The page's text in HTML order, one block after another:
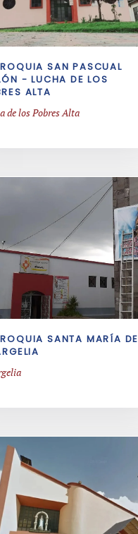
SAN PASCUAL
- LUCHA DE LOS
ALTA
de los Pobres Alta
SANTA MARÍA DE